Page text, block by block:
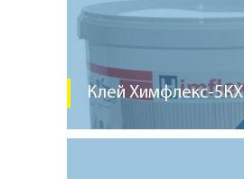
Клей Химфлекс-5КХ